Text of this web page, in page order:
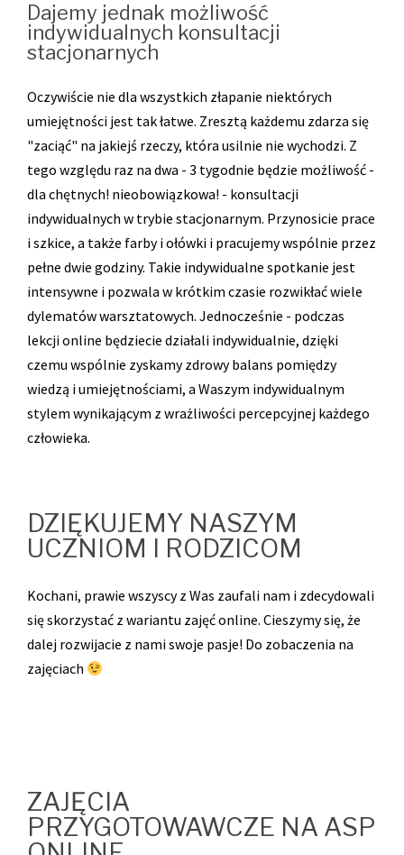
Dajemy jednak możliwość
indywidualnych konsultacji
stacjonarnych
Oczywiście nie dla wszystkich złapanie niektórych
umiejętności jest tak łatwe. Zresztą każdemu zdarza się
"zaciąć" na jakiejś rzeczy, która usilnie nie wychodzi. Z
tego względu raz na dwa - 3 tygodnie będzie możliwość -
dla chętnych! nieobowiązkowa! - konsultacji
indywidualnych w trybie stacjonarnym. Przynosicie prace
i szkice, a także farby i ołówki i pracujemy wspólnie przez
pełne dwie godziny. Takie indywidualne spotkanie jest
intensywne i pozwala w krótkim czasie rozwikłać wiele
dylematów warsztatowych. Jednocześnie - podczas
lekcji online będziecie działali indywidualnie, dzięki
czemu wspólnie zyskamy zdrowy balans pomiędzy
wiedzą i umiejętnościami, a Waszym indywidualnym
stylem wynikającym z wrażliwości percepcyjnej każdego
człowieka.
DZIĘKUJEMY NASZYM
UCZNIOM I RODZICOM
Kochani, prawie wszyscy z Was zaufali nam i zdecydowali
się skorzystać z wariantu zajęć online. Cieszymy się, że
dalej rozwijacie z nami swoje pasje! Do zobaczenia na
zajęciach
ZAJĘCIA
PRZYGOTOWAWCZE NA ASP